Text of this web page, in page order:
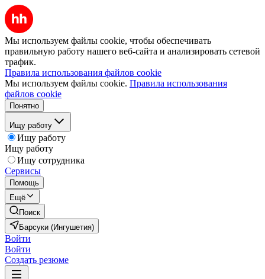
Мы используем файлы cookie, чтобы обеспечивать
правильную работу нашего веб-сайта и анализировать сетевой
трафик.
Правила использования файлов cookie
Мы используем файлы cookie. Правила использования
файлов cookie
Понятно
Ищу работу
Ищу работу
Ищу работу
Ищу сотрудника
Сервисы
Помощь
Ещё
Поиск
Барсуки (Ингушетия)
Войти
Войти
Создать резюме